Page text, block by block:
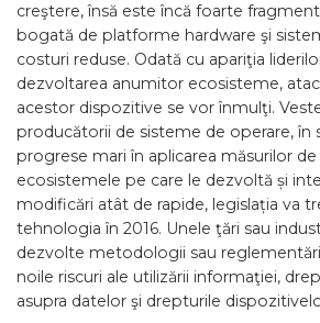
creştere, însă este încă foarte
bogată de platforme hardware şi
costuri reduse. Odată cu apariţia
dezvoltarea anumitor ecosisteme,
acestor dispozitive se vor înmulţi.
producătorii de sisteme de operare, în
progrese mari în aplicarea măsurilor
ecosistemele pe care le dezvoltă și
modificări atât de rapide, legislația va
tehnologia în 2016. Unele ţări sau
dezvolte metodologii sau
noile riscuri ale utilizării informaţiei,
asupra datelor şi drepturile